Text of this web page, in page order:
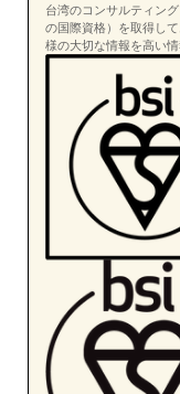
台湾のコンサルティン
の国際資格）を取得し
様の大切な情報を高い